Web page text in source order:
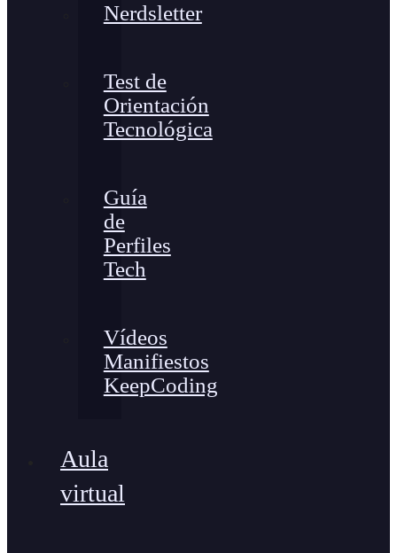
Nerdsletter
Test de
Orientación
Tecnológica
Guía
de
Perfiles
Tech
Vídeos
Manifiestos
KeepCoding
Aula
virtual